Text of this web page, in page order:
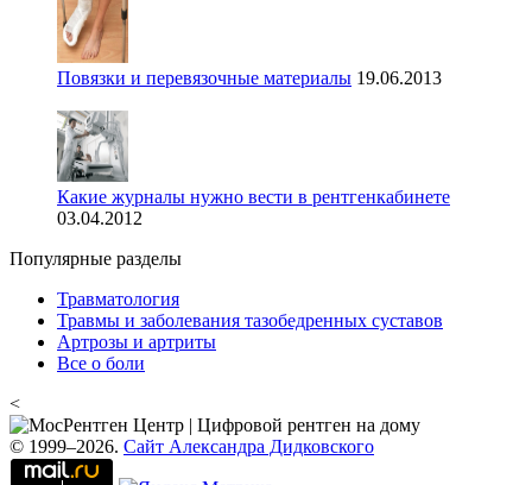
Повязки и перевязочные материалы 19.06.2013
Какие журналы нужно вести в рентгенкабинете
03.04.2012
Популярные разделы
Травматология
Травмы и заболевания тазобедренных суставов
Артрозы и артриты
Все о боли
<
© 1999–2026. Сайт Александра Дидковского